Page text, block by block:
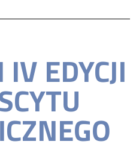
EDYCJI